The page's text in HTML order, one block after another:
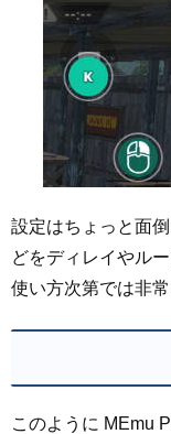
設定はちょっと面
どをディレイやル
使い方次第では非常
このように MEmu